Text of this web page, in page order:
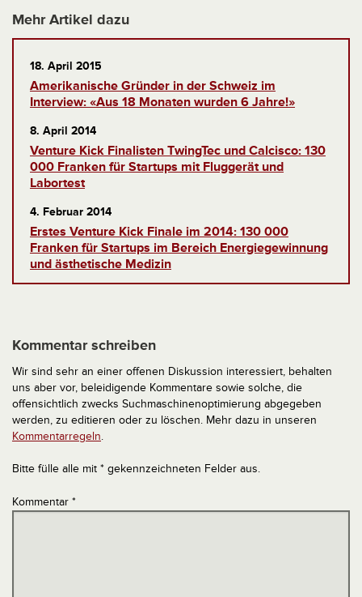
Mehr Artikel dazu
18. April 2015
Amerikanische Gründer in der Schweiz im
Interview: «Aus 18 Monaten wurden 6 Jahre!»
8. April 2014
Venture Kick Finalisten TwingTec und Calcisco: 130
000 Franken für Startups mit Fluggerät und
Labortest
4. Februar 2014
Erstes Venture Kick Finale im 2014: 130 000
Franken für Startups im Bereich Energiegewinnung
und ästhetische Medizin
Kommentar schreiben
Wir sind sehr an einer offenen Diskussion interessiert, behalten
uns aber vor, beleidigende Kommentare sowie solche, die
offensichtlich zwecks Suchmaschinenoptimierung abgegeben
werden, zu editieren oder zu löschen. Mehr dazu in unseren
Kommentarregeln.
Bitte fülle alle mit * gekennzeichneten Felder aus.
Kommentar *